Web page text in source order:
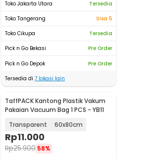
Toko Jakarta Utara
Tersedia
Toko Tangerang
Sisa 5
Toko Cikupa
Tersedia
Pick n Go Bekasi
Pre Order
Pick n Go Depok
Pre Order
Tersedia di 7 lokasi lain
TaffPACK Kantong Plastik Vakum
Pakaian Vacuum Bag 1 PCS - YB11
Transparent
60x80cm
Rp11.000
Rp25.900 58%